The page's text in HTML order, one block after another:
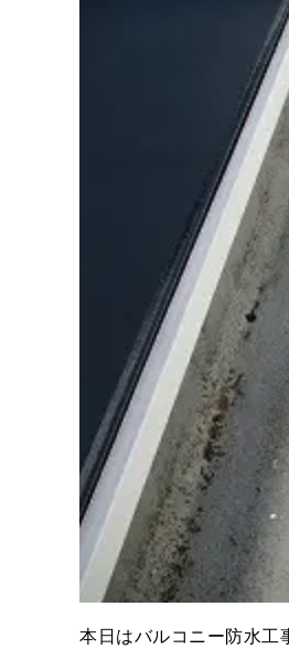
本日はバルコニー防水工